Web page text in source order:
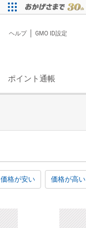
ヘルプ GMO ID設定
ポイント通帳
価格が安い 価格が高い